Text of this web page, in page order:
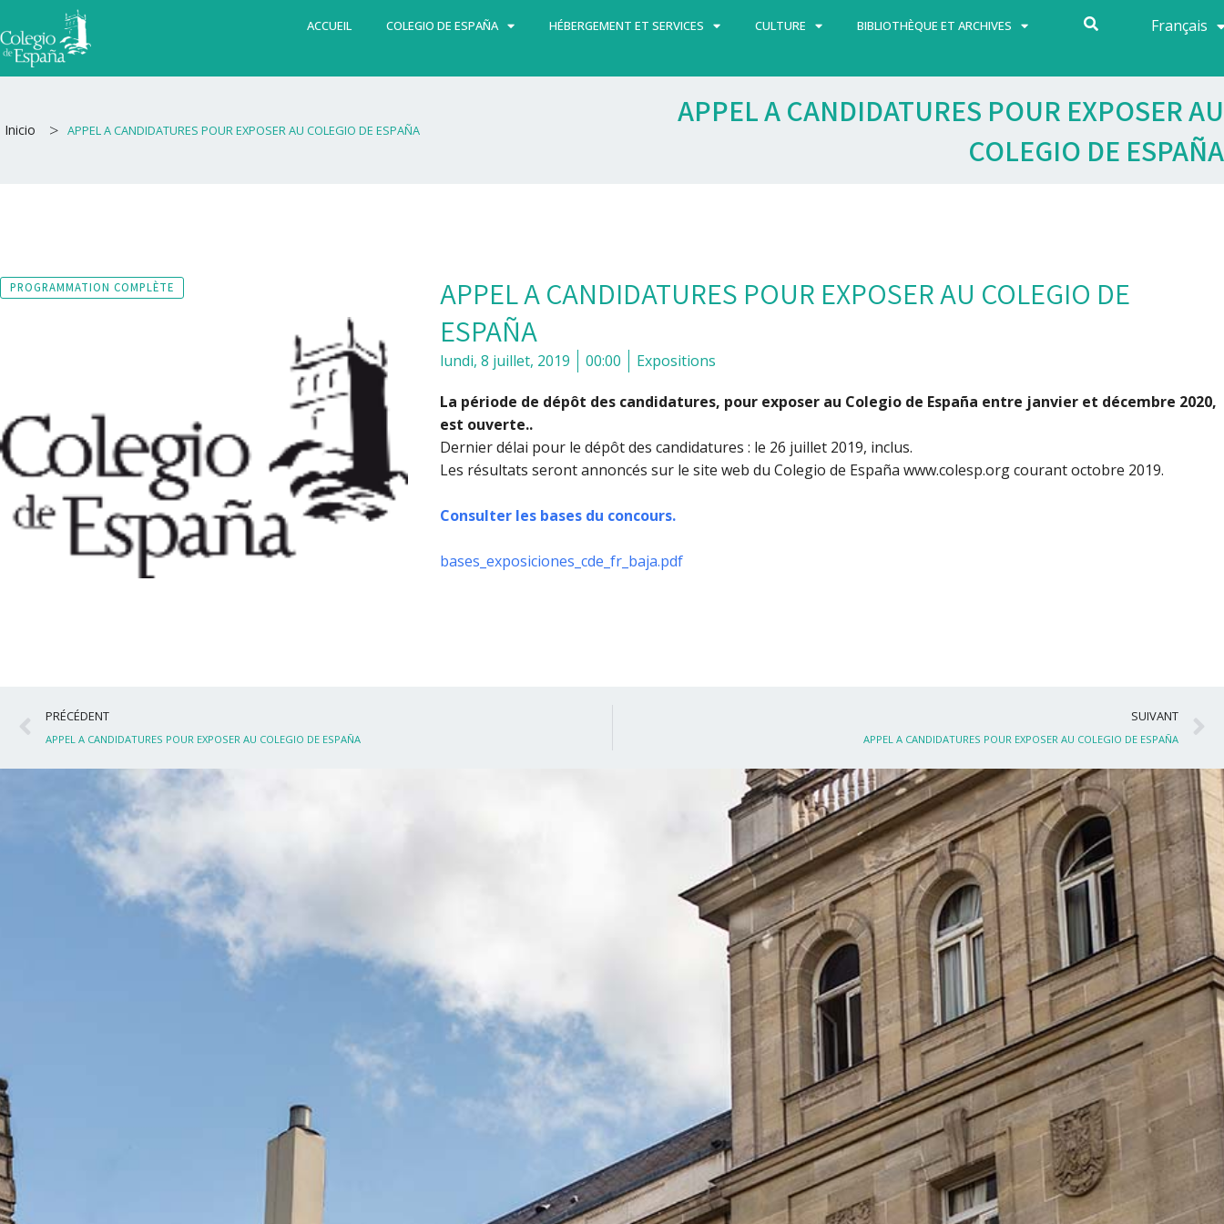
au
contenu
ACCUEIL COLEGIO DE ESPAÑA HÉBERGEMENT ET SERVICES CULTURE BIBLIOTHÈQUE ET ARCHIVES Français
Español
Inicio > APPEL A CANDIDATURES POUR EXPOSER AU COLEGIO DE ESPAÑA
APPEL A CANDIDATURES POUR EXPOSER AU
COLEGIO DE ESPAÑA
PROGRAMMATION COMPLÈTE
APPEL A CANDIDATURES POUR EXPOSER AU COLEGIO DE
ESPAÑA
lundi, 8 juillet, 2019 00:00 Expositions
La période de dépôt des candidatures, pour exposer au Colegio de España entre janvier et décembre 2020,
est ouverte..
Dernier délai pour le dépôt des candidatures : le 26 juillet 2019, inclus.
Les résultats seront annoncés sur le site web du Colegio de España www.colesp.org courant octobre 2019.
Consulter les bases du concours.
bases_exposiciones_cde_fr_baja.pdf
Précédent
PRÉCÉDENT
APPEL A CANDIDATURES POUR EXPOSER AU COLEGIO DE ESPAÑA
SUIVANT
APPEL A CANDIDATURES POUR EXPOSER AU COLEGIO DE ESPAÑA